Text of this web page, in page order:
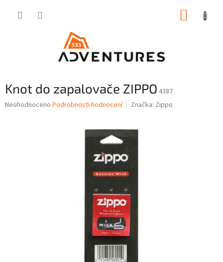
Knot do zapalovače ZIPPO 4387
Průměrné
Neohodnoceno Podrobnosti hodnocení Značka: Zippo